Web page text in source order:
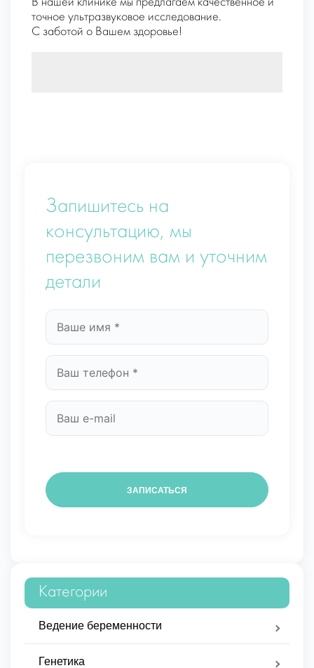
В нашей клинике мы предлагаем качественное и
точное ультразвуковое исследование.
С заботой о Вашем здоровье!
Запишитесь на
консультацию, мы
перезвоним вам и уточним
детали
Категории
Ведение беременности
Генетика